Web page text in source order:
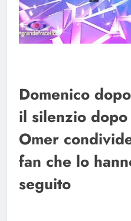
Domenico
il silenzio
Omer
fan che lo
seguito